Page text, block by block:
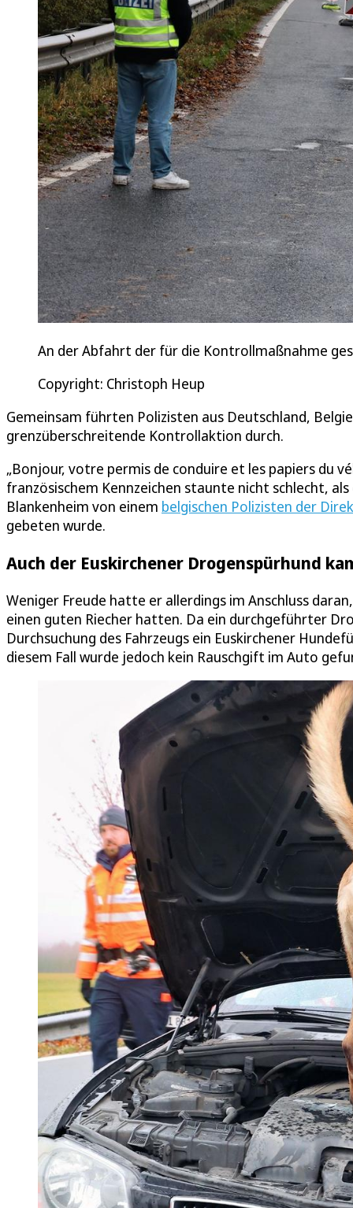
An der Abfahrt der für die Kontrollmaßnahme
Copyright: Christoph Heup
Gemeinsam führten Polizisten aus Deutschland,
grenzüberschreitende Kontrollaktion durch.
„Bonjour, votre permis de conduire et les papiers du
französischem Kennzeichen staunte nicht schlecht,
Blankenheim von einem belgischen Polizisten der
gebeten wurde.
Auch der Euskirchener Drogenspürhund
Weniger Freude hatte er allerdings im Anschluss
einen guten Riecher hatten. Da ein durchgeführter
Durchsuchung des Fahrzeugs ein Euskirchener
diesem Fall wurde jedoch kein Rauschgift im Auto